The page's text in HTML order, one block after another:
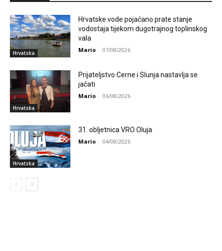
Hrvatska
Hrvatske vode pojačano prate stanje
vodostaja tijekom dugotrajnog toplinskog
vala
Mario - 07/08/2026
Hrvatska
Prijateljstvo Cerne i Slunja nastavlja se
jačati
Mario - 06/08/2026
Hrvatska
31. obljetnica VRO Oluja
Mario - 04/08/2026